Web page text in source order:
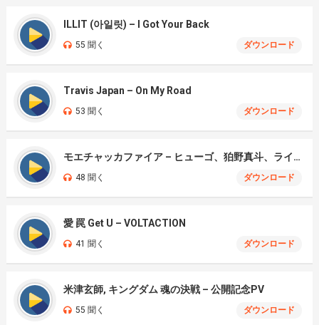
ILLIT (아일릿) – I Got Your Back
55 聞く ダウンロード
Travis Japan – On My Road
53 聞く ダウンロード
モエチャッカファイア – ヒューゴ、狛野真斗、ライト、セヴェリアン (Cover )
48 聞く ダウンロード
愛 罠 Get U – VOLTACTION
41 聞く ダウンロード
米津玄師, キングダム 魂の決戦 – 公開記念PV
55 聞く ダウンロード